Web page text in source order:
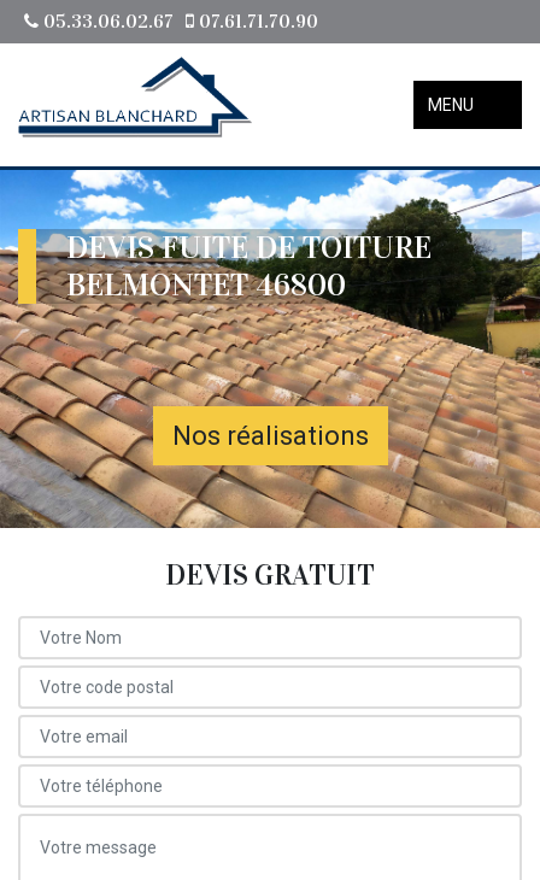
05.33.06.02.67 07.61.71.70.90
MENU
DEVIS FUITE DE TOITURE
BELMONTET 46800
Nos réalisations
DEVIS GRATUIT